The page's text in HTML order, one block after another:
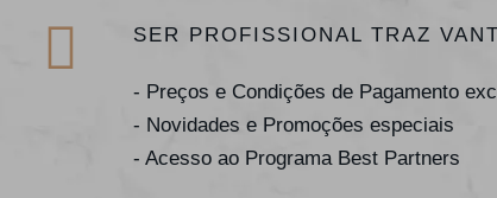
SER PROFISSIONAL TRAZ
- Preços e Condições de Pagamento
- Novidades e Promoções especiais
- Acesso ao Programa Best Partners